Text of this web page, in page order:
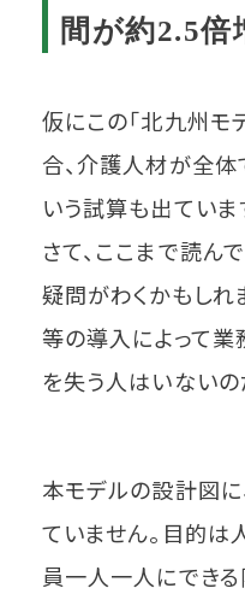
間が約2.5倍
仮にこの「北九州モ
合、介護人材が全
いう試算も出ていま
さて、ここまで読ん
疑問がわくかもしれ
等の導入によって業
を失う人はいないの
本モデルの設計図に
ていません。目的は
員一人一人にでき